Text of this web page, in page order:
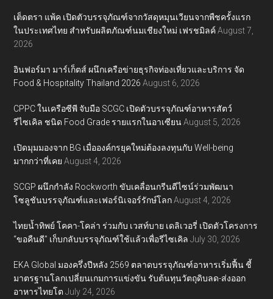
เต็ดตรา แพ้ค เปิดตัวบรรจุภัณฑ์จากวัสดุหมุนเวียนจากพืชครั้งแรก
ในประเทศไทย สำหรับผลิตภัณฑ์นมเชียงใหม่ เฟรชมิลค์ August 7,
2026
อินฟอร์มา มาร์เก็ตส์ ผนึกเครือข่ายธุรกิจท่องเที่ยวและบริการ จัด
Food & Hospitality Thailand 2026 August 6, 2026
CPPC ในเครือซีพี จับมือ SCGC เปิดตัวบรรจุภัณฑ์อาหารสัตว์
รีไซเคิล ชนิด Food Grade รายแรกในอาเซียน August 5, 2026
เปิดมุมมองจาก BG เมื่อองค์กรยุคใหม่ต้องลงทุนกับ Well-being
มากกว่าที่เคย August 4, 2026
SCGP ผนึกกำลัง Rockworth ขับเคลื่อนกรีนดีไซน์ร่วมพัฒนา
โซลูชันบรรจุภัณฑ์และเฟอร์นิเจอร์รักษ์โลก August 4, 2026
ไทยน้ำทิพย์ โคคา-โคล่า ร่วมกับ เวสท์บาย เดลิเวอรี่ เปิดตัวโครงการ
“ขอคืนดี” เก็บกลับบรรจุภัณฑ์ใช้แล้วเพื่อรีไซเคิล July 30, 2026
EKA Global มองครึ่งปีหลัง 2569 ตลาดบรรจุภัณฑ์อาหารเริ่มฟื้น ชี้
มาตรฐานโลกเปลี่ยนเกมการแข่งขัน รับต้นทุนวัตถุดิบลด-ส่งออก
อาหารไทยโต July 24, 2026